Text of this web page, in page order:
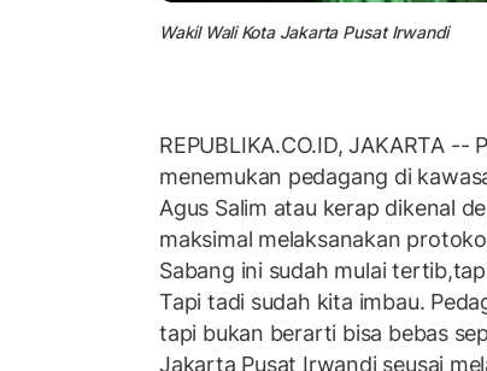
Wakil Wali Kota Jakarta Pusat Irwandi
REPUBLIKA.CO.ID, JAKARTA
menemukan pedagang di
Agus Salim atau kerap dikenal
maksimal melaksanakan
Sabang ini sudah mulai
Tapi tadi sudah kita imbau.
tapi bukan berarti bisa bebas
Jakarta Pusat Irwandi seusai